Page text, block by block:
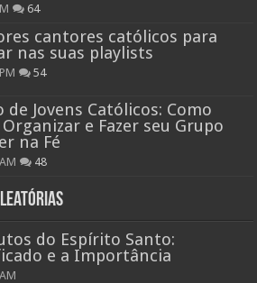
64
cantores católicos para
nas suas playlists
54
de Jovens Católicos: Como
e Fazer seu Grupo
na Fé
48
do Espírito Santo:
e a Importância